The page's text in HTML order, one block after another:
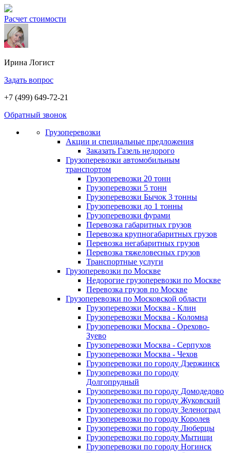
Расчет стоимости
Ирина Логист
Задать вопрос
+7 (499) 649-72-21
Обратный звонок
Грузоперевозки
Акции и специальные предложения
Заказать Газель недорого
Грузоперевозки автомобильным
транспортом
Грузоперевозки 20 тонн
Грузоперевозки 5 тонн
Грузоперевозки Бычок 3 тонны
Грузоперевозки до 1 тонны
Грузоперевозки фурами
Перевозка габаритных грузов
Перевозка крупногабаритных грузов
Перевозка негабаритных грузов
Перевозка тяжеловесных грузов
Транспортные услуги
Грузоперевозки по Москве
Недорогие грузоперевозки по Москве
Перевозка грузов по Москве
Грузоперевозки по Московской области
Грузоперевозки Москва - Клин
Грузоперевозки Москва - Коломна
Грузоперевозки Москва - Орехово-
Зуево
Грузоперевозки Москва - Серпухов
Грузоперевозки Москва - Чехов
Грузоперевозки по городу Дзержинск
Грузоперевозки по городу
Долгопрудный
Грузоперевозки по городу Домодедово
Грузоперевозки по городу Жуковский
Грузоперевозки по городу Зеленоград
Грузоперевозки по городу Королев
Грузоперевозки по городу Люберцы
Грузоперевозки по городу Мытищи
Грузоперевозки по городу Ногинск